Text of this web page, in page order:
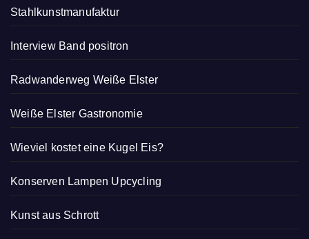
Stahlkunstmanufaktur
Interview Band positron
Radwanderweg Weiße Elster
Weiße Elster Gastronomie
Wieviel kostet eine Kugel Eis?
Konserven Lampen Upcycling
Kunst aus Schrott